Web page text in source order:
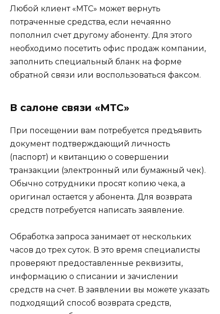
Любой клиент «МТС» может вернуть
потраченные средства, если нечаянно
пополнил счет другому абоненту. Для этого
необходимо посетить офис продаж компании,
заполнить специальный бланк на форме
обратной связи или воспользоваться факсом.
В салоне связи «МТС»
При посещении вам потребуется предъявить
документ подтверждающий личность
(паспорт) и квитанцию о совершении
транзакции (электронный или бумажный чек).
Обычно сотрудники просят копию чека, а
оригинал остается у абонента. Для возврата
средств потребуется написать заявление.
Обработка запроса занимает от нескольких
часов до трех суток. В это время специалисты
проверяют предоставленные реквизиты,
информацию о списании и зачислении
средств на счет. В заявлении вы можете указать
подходящий способ возврата средств,